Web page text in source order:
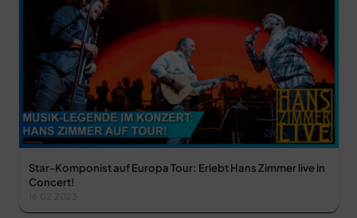
Star-Komponist auf Europa Tour: Erlebt Hans Zimmer live in
Concert!